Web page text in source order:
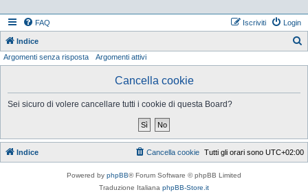
FAQ Login
Iscriviti
Indice
Argomenti senza risposta Argomenti attivi
Cancella cookie
Sei sicuro di volere cancellare tutti i cookie di questa Board?
Indice Tutti gli orari sono UTC+02:00
Cancella cookie
Powered by phpBB® Forum Software © phpBB Limited
Traduzione Italiana phpBB-Store.it